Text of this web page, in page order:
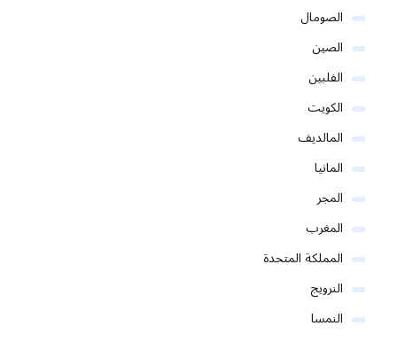
الصومال
الصين
الفلبين
الكويت
المالديف
المانيا
المجر
المغرب
المملكة المتحدة
النرويج
النمسا